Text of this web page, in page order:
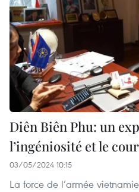
Diên Biên Phu: un
l’ingéniosité et le
03/05/2024 10:15
La force de l’armée